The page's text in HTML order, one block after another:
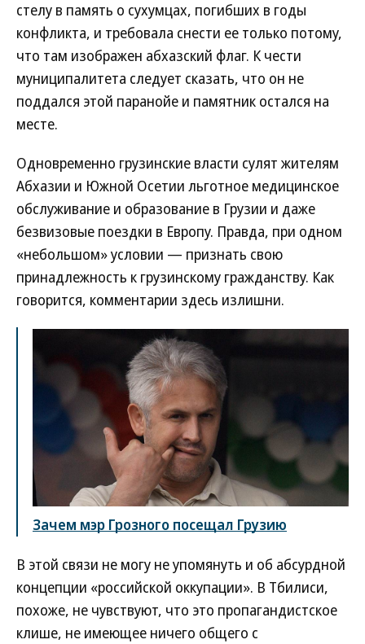
стелу в память о сухумцах, погибших в годы
конфликта, и требовала снести ее только потому,
что там изображен абхазский флаг. К чести
муниципалитета следует сказать, что он не
поддался этой паранойе и памятник остался на
месте.
Одновременно грузинские власти сулят жителям
Абхазии и Южной Осетии льготное медицинское
обслуживание и образование в Грузии и даже
безвизовые поездки в Европу. Правда, при одном
«небольшом» условии — признать свою
принадлежность к грузинскому гражданству. Как
говорится, комментарии здесь излишни.
Зачем мэр Грозного посещал Грузию
В этой связи не могу не упомянуть и об абсурдной
концепции «российской оккупации». В Тбилиси,
похоже, не чувствуют, что это пропагандистское
клише, не имеющее ничего общего с